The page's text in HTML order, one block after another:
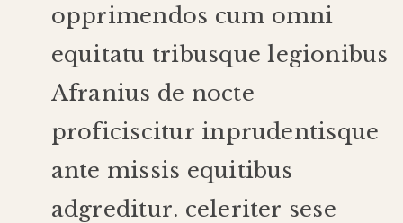
opprimendos cum omni
equitatu tribusque legionibus
Afranius de nocte
proficiscitur inprudentisque
ante missis equitibus
adgreditur. celeriter sese